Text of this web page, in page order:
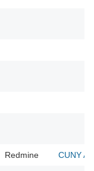
Redmine CUNY